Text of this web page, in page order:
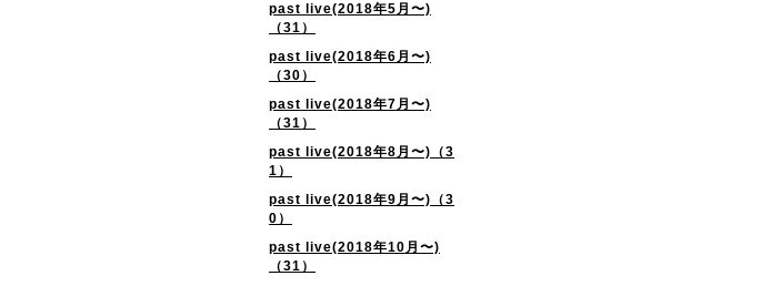
past live(2018年5月〜)
（31）
past live(2018年6月〜)
（30）
past live(2018年7月〜)
（31）
past live(2018年8月〜)（3
1）
past live(2018年9月〜)（3
0）
past live(2018年10月〜)
（31）